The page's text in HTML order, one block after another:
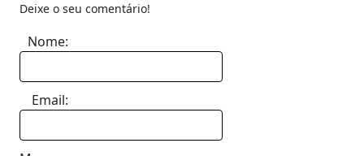
Deixe o seu comentário!
Nome:
Email: